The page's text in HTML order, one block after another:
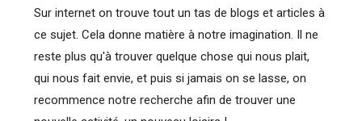
Sur internet on trouve tout un tas de blogs et articles à
ce sujet. Cela donne matière à notre imagination. Il ne
reste plus qu'à trouver quelque chose qui nous plait,
qui nous fait envie, et puis si jamais on se lasse, on
recommence notre recherche afin de trouver une